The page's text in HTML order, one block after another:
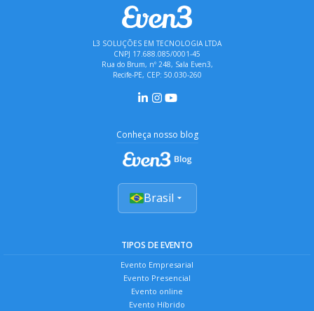
L3 SOLUÇÕES EM TECNOLOGIA LTDA
CNPJ 17.688.085/0001-45
Rua do Brum, nº 248, Sala Even3,
Recife-PE, CEP: 50.030-260
Conheça nosso blog
Brasil
TIPOS DE EVENTO
Evento Empresarial
Evento Presencial
Evento online
Evento Híbrido